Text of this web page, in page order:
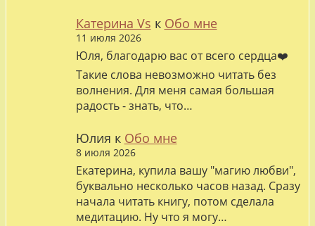
Катерина Vs к Обо мне
11 июля 2026
Юля, благодарю вас от всего сердца❤️
Такие слова невозможно читать без
волнения. Для меня самая большая
радость - знать, что…
Юлия к Обо мне
8 июля 2026
Екатерина, купила вашу "магию любви",
буквально несколько часов назад. Сразу
начала читать книгу, потом сделала
медитацию. Ну что я могу…